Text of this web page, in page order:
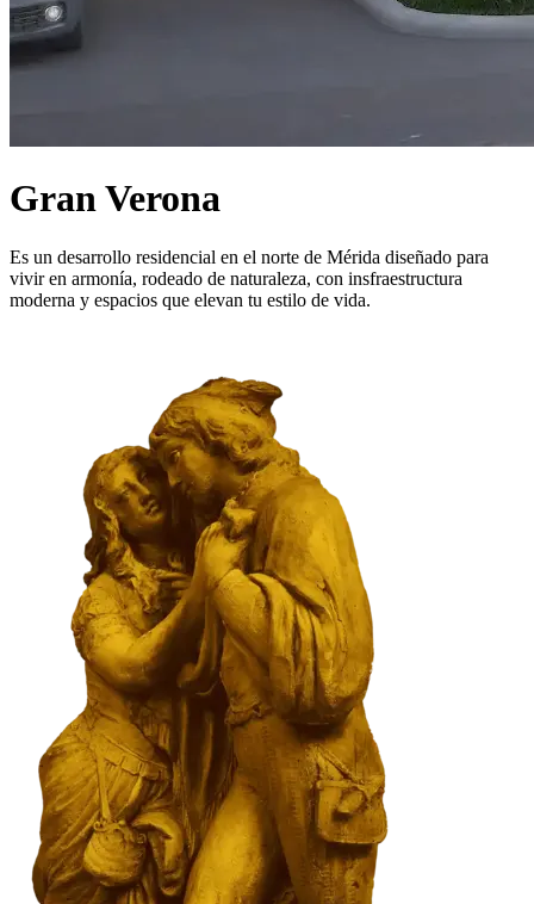
Gran Verona
Es un desarrollo residencial en el norte de Mérida diseñado para
vivir en armonía, rodeado de naturaleza, con insfraestructura
moderna y espacios que elevan tu estilo de vida.